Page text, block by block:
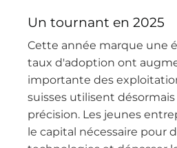
Un tournant en 2025
Cette année marque une
taux d'adoption ont
importante des
suisses utilisent
précision. Les jeunes
le capital nécessaire pour